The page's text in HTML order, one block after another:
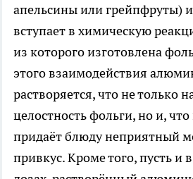
апельсины или грейпфруты)
вступает в химическую
из которого изготовлена
этого взаимодействия
растворяется, что не только
целостность фольги, но и,
придаёт блюду неприятный
привкус. Кроме того, пусть